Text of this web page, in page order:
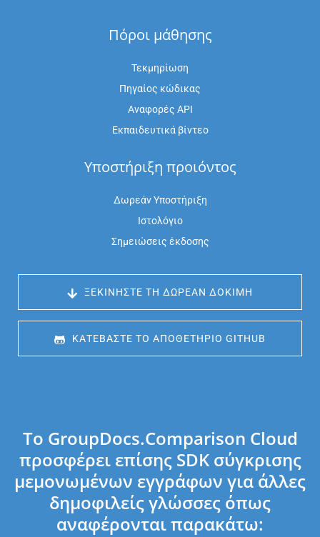
Πόροι μάθησης
Τεκμηρίωση
Πηγαίος κώδικας
Αναφορές API
Εκπαιδευτικά βίντεο
Υποστήριξη προιόντος
Δωρεάν Υποστήριξη
Ιστολόγιο
Σημειώσεις έκδοσης
ΞΕΚΙΝΉΣΤΕ ΤΗ ΔΩΡΕΆΝ ΔΟΚΙΜΉ
ΚΑΤΕΒΆΣΤΕ ΤΟ ΑΠΟΘΕΤΉΡΙΟ GITHUB
Το GroupDocs.Comparison Cloud
προσφέρει επίσης SDK σύγκρισης
μεμονωμένων εγγράφων για άλλες
δημοφιλείς γλώσσες όπως
αναφέρονται παρακάτω: